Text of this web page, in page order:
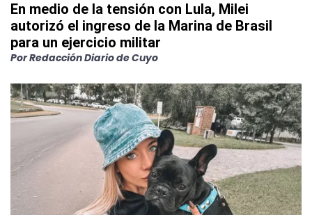
En medio de la tensión con Lula, Milei
autorizó el ingreso de la Marina de Brasil
para un ejercicio militar
PorRedacción Diario de Cuyo